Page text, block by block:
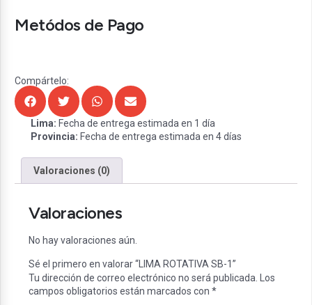
Metódos de Pago
Compártelo:
Lima: Fecha de entrega estimada en 1 día
Provincia: Fecha de entrega estimada en 4 días
Valoraciones (0)
Valoraciones
No hay valoraciones aún.
Sé el primero en valorar “LIMA ROTATIVA SB-1”
Tu dirección de correo electrónico no será publicada.
Los
campos obligatorios están marcados con *